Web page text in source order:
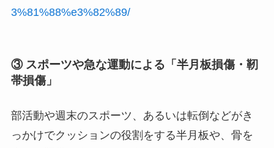
3%81%88%e3%82%89/
③ スポーツや急な運動による「半月板損傷・靭
帯損傷」
部活動や週末のスポーツ、あるいは転倒などがき
っかけでクッションの役割をする半月板や、骨を